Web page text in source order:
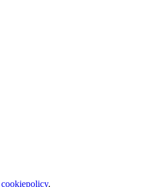
cookiepolicy.